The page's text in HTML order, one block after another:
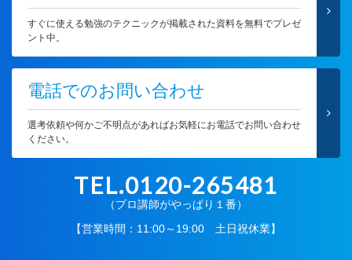
すぐに使える勉強のテクニックが掲載された資料を無料でプレゼ
ント中。
電話でのお問い合わせ
選考依頼や何かご不明点があればお気軽にお電話でお問い合わせ
ください。
TEL.0120-265481
（プロ講師がやっぱり１番）
【営業時間：11:00～19:00 土日祝休業】